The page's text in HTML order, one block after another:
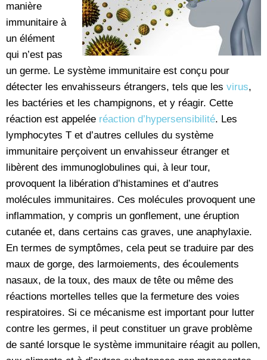
manière
immunitaire à
un élément
qui n’est pas
un germe. Le système immunitaire est conçu pour
détecter les envahisseurs étrangers, tels que les virus,
les bactéries et les champignons, et y réagir. Cette
réaction est appelée réaction d’hypersensibilité. Les
lymphocytes T et d’autres cellules du système
immunitaire perçoivent un envahisseur étranger et
libèrent des immunoglobulines qui, à leur tour,
provoquent la libération d’histamines et d’autres
molécules immunitaires. Ces molécules provoquent une
inflammation, y compris un gonflement, une éruption
cutanée et, dans certains cas graves, une anaphylaxie.
En termes de symptômes, cela peut se traduire par des
maux de gorge, des larmoiements, des écoulements
nasaux, de la toux, des maux de tête ou même des
réactions mortelles telles que la fermeture des voies
respiratoires. Si ce mécanisme est important pour lutter
contre les germes, il peut constituer un grave problème
de santé lorsque le système immunitaire réagit au pollen,